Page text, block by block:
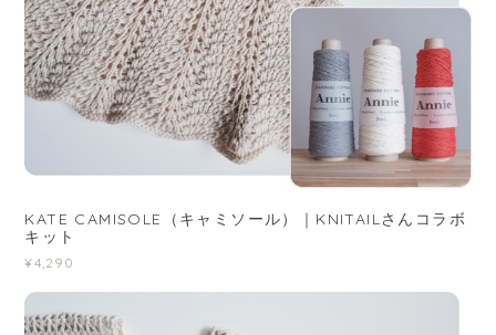
KATE CAMISOLE（キャミソール）｜KNITAILさんコラボ
キット
¥4,290